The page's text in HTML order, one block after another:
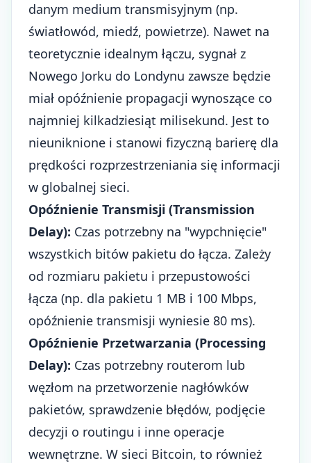
danym medium transmisyjnym (np.
światłowód, miedź, powietrze). Nawet na
teoretycznie idealnym łączu, sygnał z
Nowego Jorku do Londynu zawsze będzie
miał opóźnienie propagacji wynoszące co
najmniej kilkadziesiąt milisekund. Jest to
nieuniknione i stanowi fizyczną barierę dla
prędkości rozprzestrzeniania się informacji
w globalnej sieci.
Opóźnienie Transmisji (Transmission
Delay): Czas potrzebny na "wypchnięcie"
wszystkich bitów pakietu do łącza. Zależy
od rozmiaru pakietu i przepustowości
łącza (np. dla pakietu 1 MB i 100 Mbps,
opóźnienie transmisji wyniesie 80 ms).
Opóźnienie Przetwarzania (Processing
Delay): Czas potrzebny routerom lub
węzłom na przetworzenie nagłówków
pakietów, sprawdzenie błędów, podjęcie
decyzji o routingu i inne operacje
wewnętrzne. W sieci Bitcoin, to również